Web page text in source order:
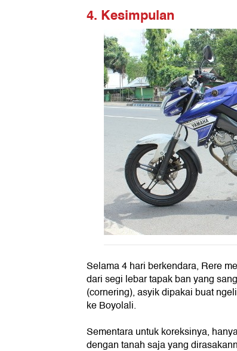
4. Kesimpulan
Selama 4 hari berkendara, Rere
dari segi lebar tapak ban yang
(cornering), asyik dipakai buat
ke Boyolali.
Sementara untuk koreksinya,
dengan tanah saja yang